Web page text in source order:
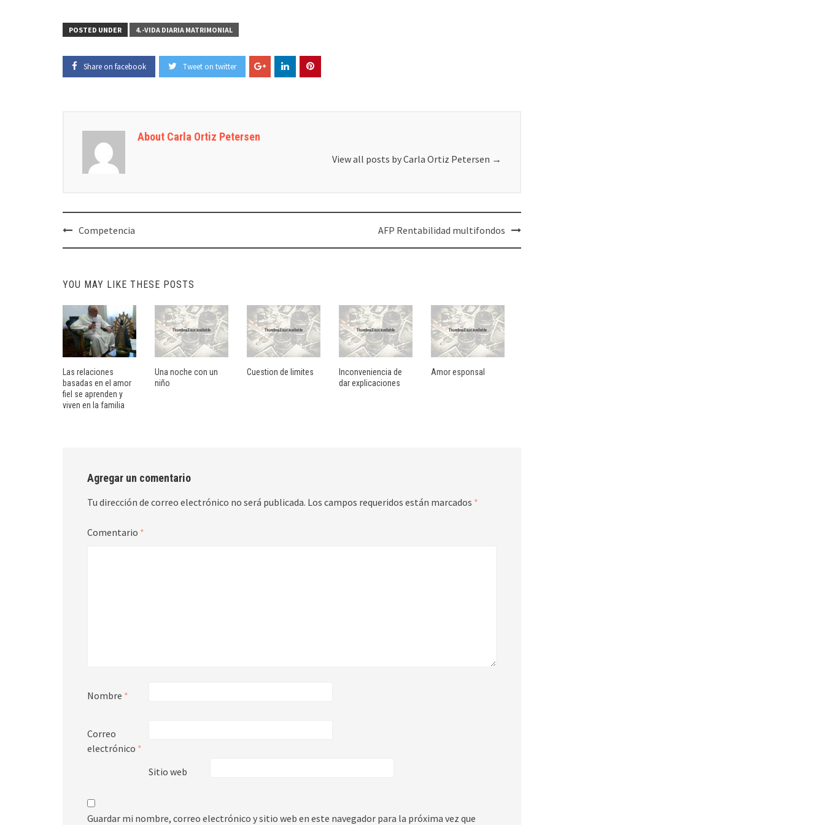
POSTED UNDER 4.-VIDA DIARIA MATRIMONIAL
Share on facebook Tweet on twitter
About Carla Ortiz Petersen
View all posts by Carla Ortiz Petersen →
Post
navigation
Competencia AFP Rentabilidad multifondos
YOU MAY LIKE THESE POSTS
Las relaciones
basadas en el amor
fiel se aprenden y
viven en la familia
Una noche con un
niño
Cuestion de limites
Inconveniencia de
dar explicaciones
Amor esponsal
Agregar un comentario
Tu dirección de correo electrónico no será publicada. Los campos requeridos están marcados *
Comentario *
Nombre *
Correo
electrónico *
Sitio web
Guardar mi nombre, correo electrónico y sitio web en este navegador para la próxima vez que